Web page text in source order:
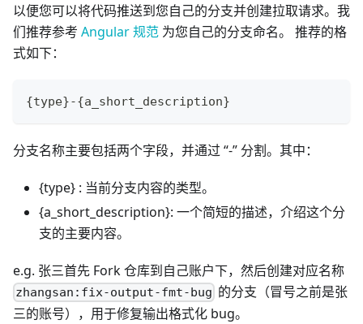
以便您可以将代码推送到您自己的分支并创建拉取请求。我
们推荐参考 Angular 规范 为您自己的分支命名。 推荐的格
式如下：
{type}-{a_short_description}
分支名称主要包括两个字段，并通过 “-” 分割。其中：
{type} : 当前分支内容的类型。
{a_short_description}: 一个简短的描述，介绍这个分
支的主要内容。
e.g. 张三首先 Fork 仓库到自己账户下，然后创建对应名称
zhangsan:fix-output-fmt-bug 的分支（冒号之前是张
三的账号），用于修复输出格式化 bug。